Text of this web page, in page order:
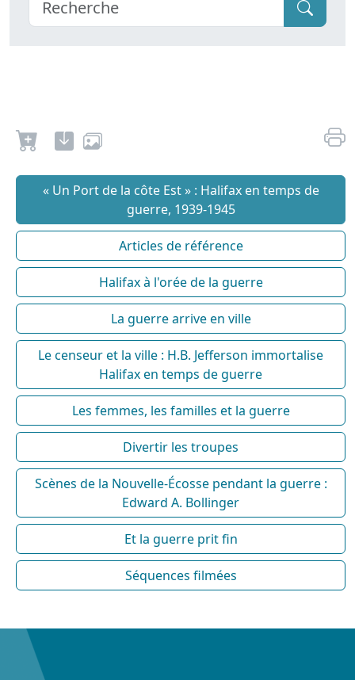
« Un Port de la côte Est » : Halifax en temps de
guerre, 1939-1945
Articles de référence
Halifax à l'orée de la guerre
La guerre arrive en ville
Le censeur et la ville : H.B. Jefferson immortalise
Halifax en temps de guerre
Les femmes, les familles et la guerre
Divertir les troupes
Scènes de la Nouvelle-Écosse pendant la guerre :
Edward A. Bollinger
Et la guerre prit fin
Séquences filmées